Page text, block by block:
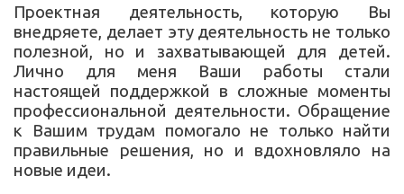
Проектная деятельность, которую Вы
внедряете, делает эту деятельность не только
полезной, но и захватывающей для детей.
Лично для меня Ваши работы стали
настоящей поддержкой в сложные моменты
профессиональной деятельности. Обращение
к Вашим трудам помогало не только найти
правильные решения, но и вдохновляло на
новые идеи.